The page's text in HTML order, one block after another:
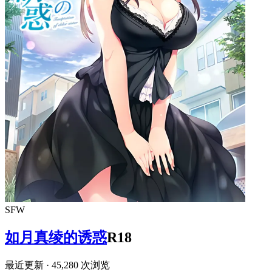
SFW
如月真绫的诱惑R18
最近更新 · 45,280 次浏览